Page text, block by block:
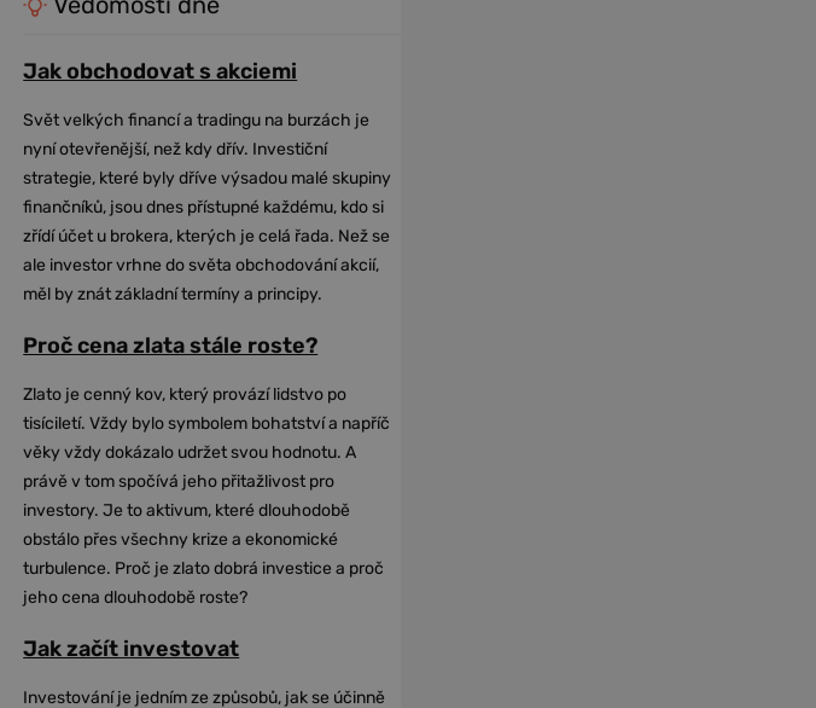
Jak obchodovat s akciemi
Svět velkých financí a tradingu na burzách je
nyní otevřenější, než kdy dřív. Investiční
strategie, které byly dříve výsadou malé skupiny
finančníků, jsou dnes přístupné každému, kdo si
zřídí účet u brokera, kterých je celá řada. Než se
ale investor vrhne do světa obchodování akcií,
měl by znát základní termíny a principy.
Proč cena zlata stále roste?
Zlato je cenný kov, který provází lidstvo po
tisíciletí. Vždy bylo symbolem bohatství a napříč
věky vždy dokázalo udržet svou hodnotu. A
právě v tom spočívá jeho přitažlivost pro
investory. Je to aktivum, které dlouhodobě
obstálo přes všechny krize a ekonomické
turbulence. Proč je zlato dobrá investice a proč
jeho cena dlouhodobě roste?
Jak začít investovat
Investování je jedním ze způsobů, jak se účinně